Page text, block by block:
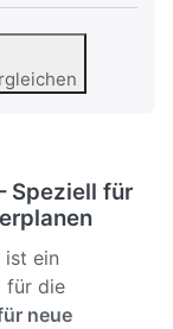
Speziell für
ist ein
für die
neue